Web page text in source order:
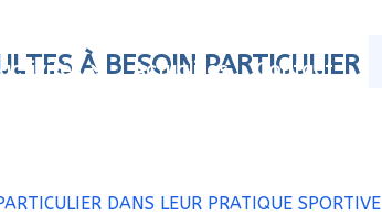
Actualités Contact
À BESOIN PARTICULIER
DANS LEUR PRATIQUE SPORTIVE